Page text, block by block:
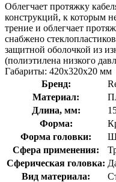
Облегчает протяжку
конструкций, к которым
трение и облегчает
снабжено
защитной оболочкой из
(полиэтилена низкого
Габариты: 420х320х20 мм
Бренд:
Материал:
Длина, мм:
Форма:
Форма головки:
Сфера применения:
Сферическая головка:
Вид материала: